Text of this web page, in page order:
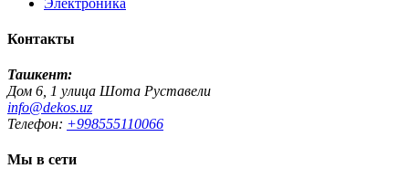
Контакты
Ташкент:
Дом 6, 1 улица Шота Руставели
info@dekos.uz
Телефон: +998555110066
Мы в сети